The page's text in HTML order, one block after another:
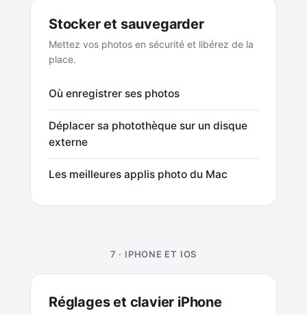
Stocker et sauvegarder
Mettez vos photos en sécurité et libérez de la
place.
Où enregistrer ses photos
Déplacer sa photothèque sur un disque
externe
Les meilleures applis photo du Mac
7 · IPHONE ET IOS
Réglages et clavier iPhone